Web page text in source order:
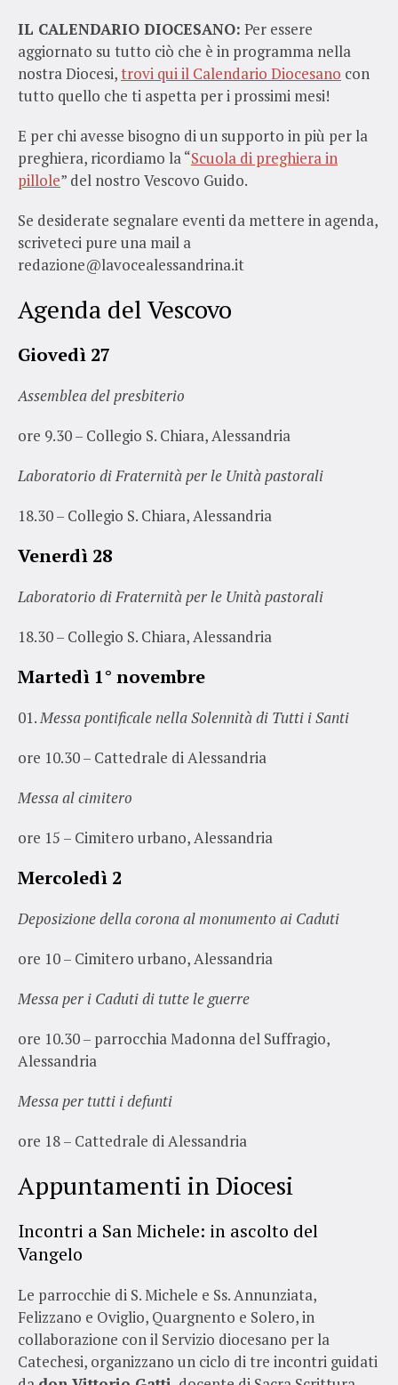
IL CALENDARIO DIOCESANO: Per essere
aggiornato su tutto ciò che è in programma nella
nostra Diocesi,trovi qui il Calendario Diocesano con
tutto quello che ti aspetta per i prossimi mesi!
E per chi avesse bisogno di un supporto in più per la
preghiera, ricordiamo la “Scuola di preghiera in
pillole” del nostro Vescovo Guido.
Se desiderate segnalare eventi da mettere in agenda,
scriveteci pure una mail a
redazione@lavocealessandrina.it
Agenda del Vescovo
Giovedì 27
Assemblea del presbiterio
ore 9.30 – Collegio S. Chiara, Alessandria
Laboratorio di Fraternità per le Unità pastorali
18.30 – Collegio S. Chiara, Alessandria
Venerdì 28
Laboratorio di Fraternità per le Unità pastorali
18.30 – Collegio S. Chiara, Alessandria
Martedì 1° novembre
Messa pontificale nella Solennità di Tutti i Santi
ore 10.30 – Cattedrale di Alessandria
Messa al cimitero
ore 15 – Cimitero urbano, Alessandria
Mercoledì 2
Deposizione della corona al monumento ai Caduti
ore 10 – Cimitero urbano, Alessandria
Messa per i Caduti di tutte le guerre
ore 10.30 – parrocchia Madonna del Suffragio,
Alessandria
Messa per tutti i defunti
ore 18 – Cattedrale di Alessandria
Appuntamenti in Diocesi
Incontri a San Michele: in ascolto del
Vangelo
Le parrocchie di S. Michele e Ss. Annunziata,
Felizzano e Oviglio, Quargnento e Solero, in
collaborazione con il Servizio diocesano per la
Catechesi, organizzano un ciclo di tre incontri guidati